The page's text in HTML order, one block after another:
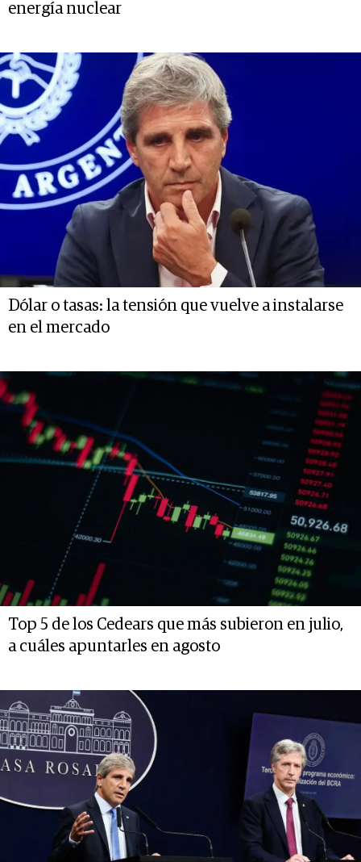
energía nuclear
Dólar o tasas: la tensión que vuelve a instalarse
en el mercado
Top 5 de los Cedears que más subieron en julio,
a cuáles apuntarles en agosto